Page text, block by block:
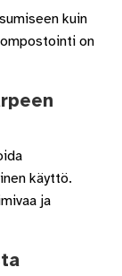
kuin
on
käyttö.
ja